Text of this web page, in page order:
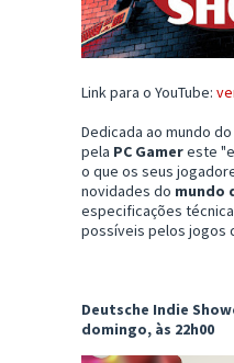
Link para o YouTube:
Dedicada ao mundo do
pela PC Gamereste
o que os seus
novidades do mundo
especificações
possíveis pelos jogos
Deutsche Indie
domingo, às 22h00